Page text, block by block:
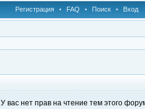
Регистрация • FAQ • Поиск • Вход
У вас нет прав на чтение тем этого